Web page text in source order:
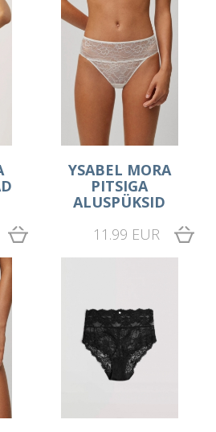
YSABEL MORA
PITSIGA
ALUSPÜKSID
11.99 EUR